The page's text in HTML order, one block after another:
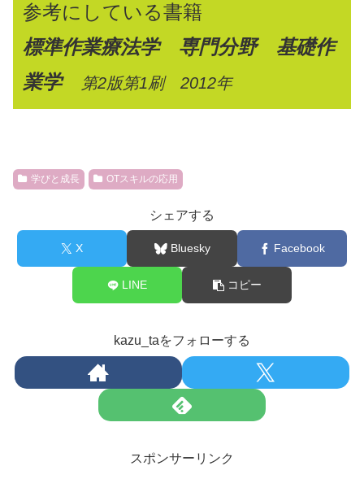
参考にしている書籍
標準作業療法学 専門分野 基礎作
業学
第2版第1刷 2012年
学びと成長 OTスキルの応用
シェアする
X Bluesky Facebook
LINE コピー
kazu_taをフォローする
スポンサーリンク